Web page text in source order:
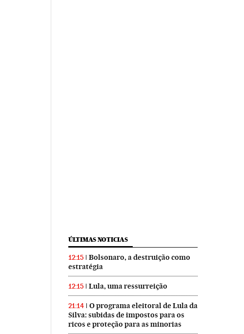
ÚLTIMAS NOTICIAS
12:15
Bolsonaro, a destruição como
estratégia
12:15 Lula, uma ressurreição
21:14
O programa eleitoral de Lula da
Silva: subidas de impostos para os
ricos e proteção para as minorias